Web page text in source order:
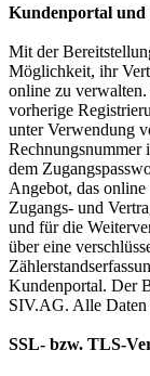
Kundenportal und
Mit der
Möglichkeit, ihr
online zu
vorherige
unter Verwendung
Rechnungsnummer
dem
Angebot, das
Zugangs- und
und für die
über eine
Kundenportal. Der
SIV.AG. Alle Daten
SSL- bzw. TLS-